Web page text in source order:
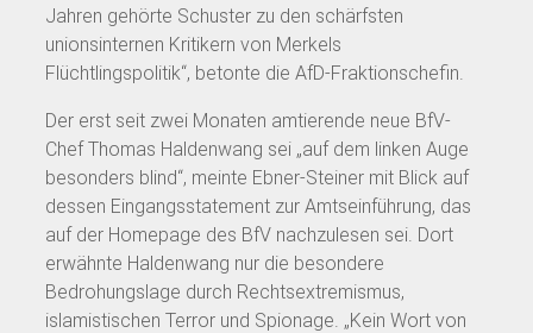
Jahren gehörte Schuster zu den schärfsten
unionsinternen Kritikern von Merkels
Flüchtlingspolitik“, betonte die AfD-Fraktionschefin.
Der erst seit zwei Monaten amtierende neue BfV-
Chef Thomas Haldenwang sei „auf dem linken Auge
besonders blind“, meinte Ebner-Steiner mit Blick auf
dessen Eingangsstatement zur Amtseinführung, das
auf der Homepage des BfV nachzulesen sei. Dort
erwähnte Haldenwang nur die besondere
Bedrohungslage durch Rechtsextremismus,
islamistischen Terror und Spionage. „Kein Wort von